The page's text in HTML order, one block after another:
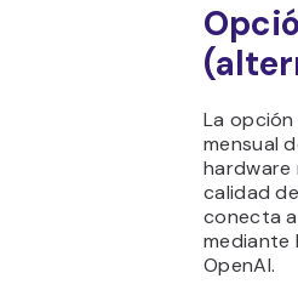
La
mensual
hardware
calidad
conecta
mediante
OpenAI.